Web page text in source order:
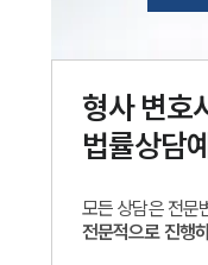
형사변호
법률상담
모든 상담은 전문
전문적으로 진행